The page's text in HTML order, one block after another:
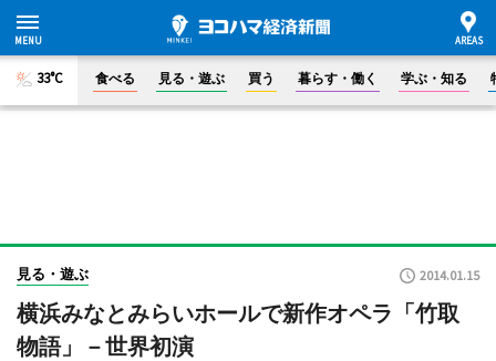
33°C 食べる 見る・遊ぶ 買う 暮らす・働く 学ぶ・知る
見る・遊ぶ 2014.01.15
横浜みなとみらいホールで新作オペラ「竹取
物語」－世界初演